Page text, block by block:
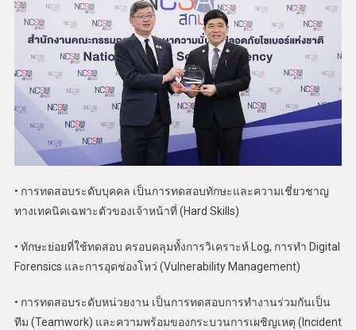
• การทดสอบระดับบุคคล เป็นการทดสอบทักษะและความเชี่ยวชาญ
ทางเทคนิคเฉพาะตัวของเจ้าหน้าที่ (Hard Skills)
• ทักษะย่อยที่ใช้ทดสอบ ครอบคลุมทั้งการวิเคราะห์ Log, การทำ Digital
Forensics และการอุดช่องโหว่ (Vulnerability Management)
• การทดสอบระดับหน่วยงาน เป็นการทดสอบการทำงานร่วมกันเป็น
ทีม (Teamwork) และความพร้อมของกระบวนการเผชิญเหตุ (Incident